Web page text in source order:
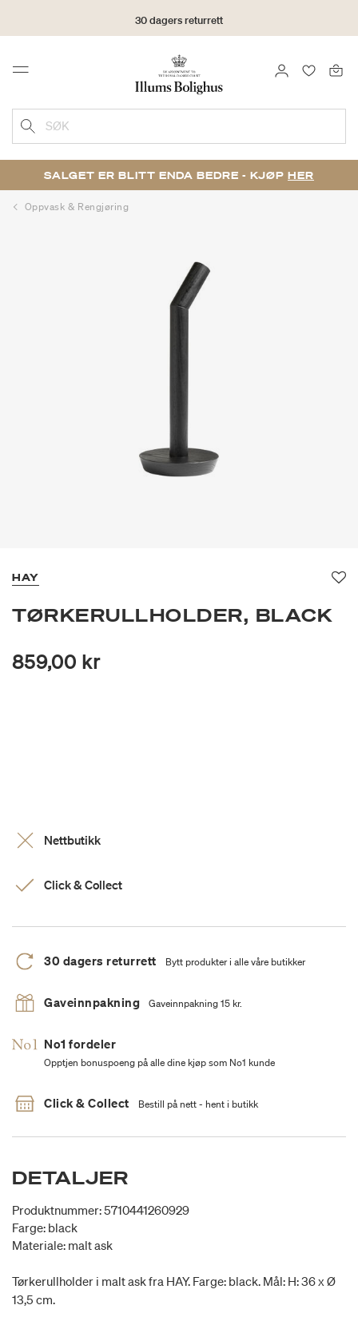
30 dagers returrett
Menu LOGG INN
SØK
SALGET ER BLITT ENDA BEDRE - KJØP HER
Oppvask & Rengjøring
HAY
TØRKERULLHOLDER, BLACK
859,00 kr
Nettbutikk
Click & Collect
30 dagers returrett Bytt produkter i alle våre butikker
Gaveinnpakning Gaveinnpakning 15 kr.
No1 fordeler
Opptjen bonuspoeng på alle dine kjøp som No1 kunde
Click & Collect Bestill på nett - hent i butikk
DETALJER
Produktnummer: 5710441260929
Farge: black
Materiale: malt ask
Tørkerullholder i malt ask fra HAY. Farge: black. Mål: H: 36 x Ø
13,5 cm.